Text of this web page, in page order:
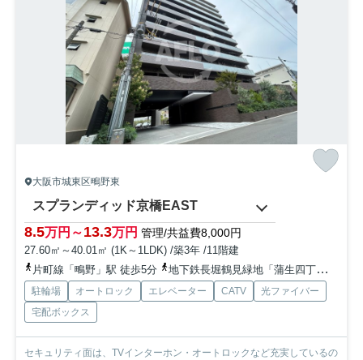
大阪市城東区鴫野東
スプランディッド京橋EAST
8.5万円～13.3万円 管理/共益費8,000円
27.60㎡～40.01㎡ (1K～1LDK) /築3年 /11階建
片町線「鴫野」駅 徒歩5分
地下鉄長堀鶴見緑地「蒲生四丁目」駅 徒歩12分
駐輪場 オートロック エレベーター CATV
光ファイバー
宅配ボックス
セキュリティ面は、TVインターホン・オートロックなど充実しているの